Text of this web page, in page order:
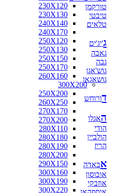
230X120
230X130
240X140
240X170
250X120
250X130
250X150
250X170
260X160
300X200
250X200
260X250
270X170
270X200
280X110
280X180
280X190
280X200
290X150
300X160
300X190
300X220
טורקמן
טיבטי
טלאים
ג'יג'ים
גאבה
גבה
גוש'אגן
גושאגאן
דורוחש
האגלו
הודי
הולביין
הריז
אבאדה
אובוסון
אוזבקי